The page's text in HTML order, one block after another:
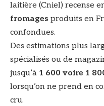
laitière (Cniel) recense
fromages produits en
confondues.
Des estimations plus
spécialisés ou de
jusqu’à 1 600 voire 1
lorsqu’on ne prend en
cru.